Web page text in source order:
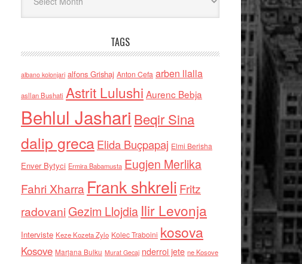
TAGS
albano kolonjari alfons Grishaj Anton Cefa arben llalla
asllan Bushati Astrit Lulushi Aurenc Bebja
Behlul Jashari Beqir Sina
dalip grecaElida Buçpapaj Elmi Berisha
Enver Bytyci Ermira Babamusta Eugjen Merlika
Fahri Xharra Frank shkreli Fritz
radovaniGezim Llojdia Ilir Levonja
Interviste Keze Kozeta Zylo Kolec Traboini kosova
Kosove Marjana Bulku Murat Gecaj nderroi jete ne Kosove